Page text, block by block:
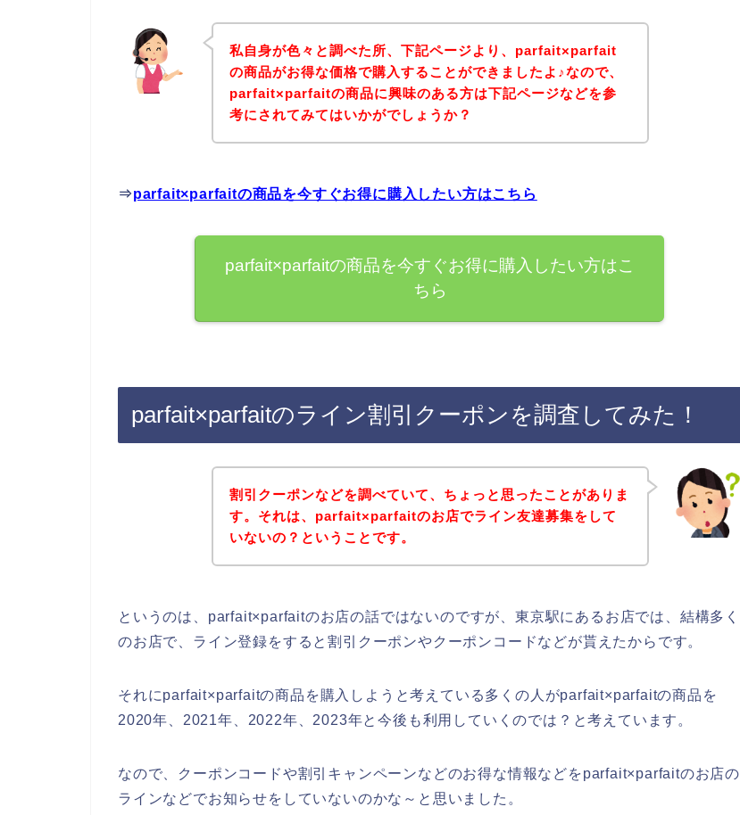
私自身が色々と調べた所、下記ページより、parfait×parfait
の商品がお得な価格で購入することができましたよ♪なので、
parfait×parfaitの商品に興味のある方は下記ページなどを参
考にされてみてはいかがでしょうか？
⇒parfait×parfaitの商品を今すぐお得に購入したい方はこちら
parfait×parfaitの商品を今すぐお得に購入したい方はこ
ちら
parfait×parfaitのライン割引クーポンを調査してみた！
割引クーポンなどを調べていて、ちょっと思ったことがありま
す。それは、parfait×parfaitのお店でライン友達募集をして
いないの？ということです。
というのは、parfait×parfaitのお店の話ではないのですが、東京駅にあるお店では、結構多く
のお店で、ライン登録をすると割引クーポンやクーポンコードなどが貰えたからです。
それにparfait×parfaitの商品を購入しようと考えている多くの人がparfait×parfaitの商品を
2020年、2021年、2022年、2023年と今後も利用していくのでは？と考えています。
なので、クーポンコードや割引キャンペーンなどのお得な情報などをparfait×parfaitのお店の
ラインなどでお知らせをしていないのかな～と思いました。